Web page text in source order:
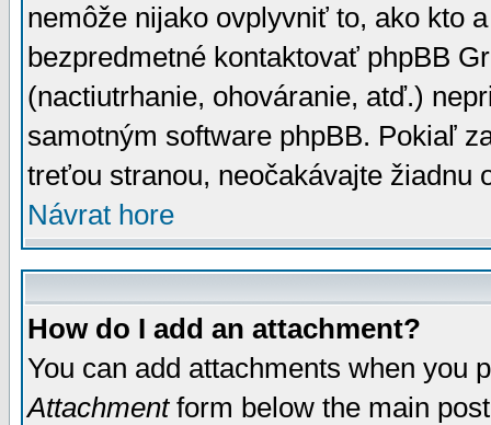
nemôže nijako ovplyvniť to, ako kto
bezpredmetné kontaktovať phpBB
(nactiutrhanie, ohováranie, atď.)
samotným software phpBB. Pokiaľ
treťou stranou, neočakávajte žiadnu
Návrat hore
How do I add an attachment?
You can add attachments when you
Attachmentform below the main